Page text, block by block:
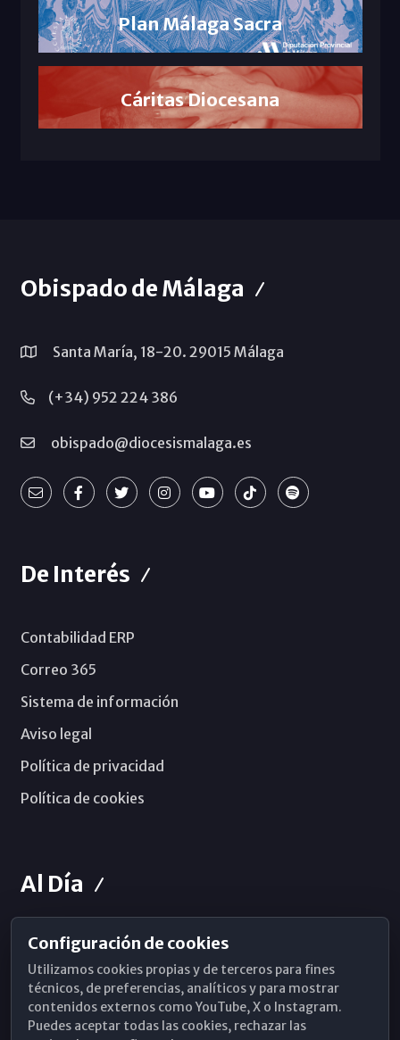
Plan Málaga Sacra
Cáritas Diocesana
Obispado de Málaga
Santa María, 18-20. 29015 Málaga
(+34) 952 224 386
obispado@diocesismalaga.es
De Interés
Contabilidad ERP
Correo 365
Sistema de información
Aviso legal
Política de privacidad
Política de cookies
Al Día
Horarios de Misa
Hemeroteca
WhatsApp
Configuración de cookies
Utilizamos cookies propias y de terceros para fines
técnicos, de preferencias, analíticos y para mostrar
contenidos externos como YouTube, X o Instagram.
Puedes aceptar todas las cookies, rechazar las